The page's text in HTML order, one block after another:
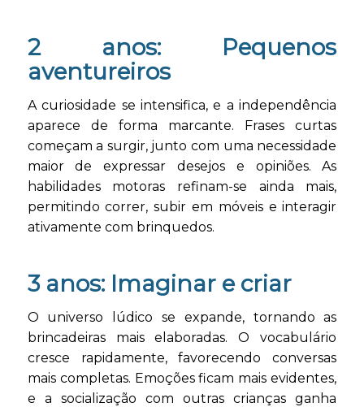
2 anos: Pequenos
aventureiros
A curiosidade se intensifica, e a independência
aparece de forma marcante. Frases curtas
começam a surgir, junto com uma necessidade
maior de expressar desejos e opiniões. As
habilidades motoras refinam-se ainda mais,
permitindo correr, subir em móveis e interagir
ativamente com brinquedos.
3 anos: Imaginar e criar
O universo lúdico se expande, tornando as
brincadeiras mais elaboradas. O vocabulário
cresce rapidamente, favorecendo conversas
mais completas. Emoções ficam mais evidentes,
e a socialização com outras crianças ganha